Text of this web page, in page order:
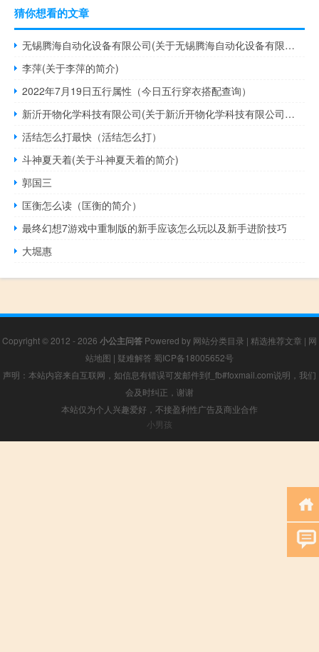
猜你想看的文章
无锡腾海自动化设备有限公司(关于无锡腾海自动化设备有限公司的简介)
李萍(关于李萍的简介)
2022年7月19日五行属性（今日五行穿衣搭配查询）
新沂开物化学科技有限公司(关于新沂开物化学科技有限公司的简介)
活结怎么打最快（活结怎么打）
斗神夏天着(关于斗神夏天着的简介)
郭国三
匡衡怎么读（匡衡的简介）
最终幻想7游戏中重制版的新手应该怎么玩以及新手进阶技巧
大堀惠
Copyright © 2012 - 2026 小公主问答 Powered by 网站分类目录 | 精选推荐文章 | 网
站地图 | 疑难解答 蜀ICP备18005652号
声明：本站内容来自互联网，如信息有错误可发邮件到f_fb#foxmail.com说明，我们
会及时纠正，谢谢
本站仅为个人兴趣爱好，不接盈利性广告及商业合作
小男孩